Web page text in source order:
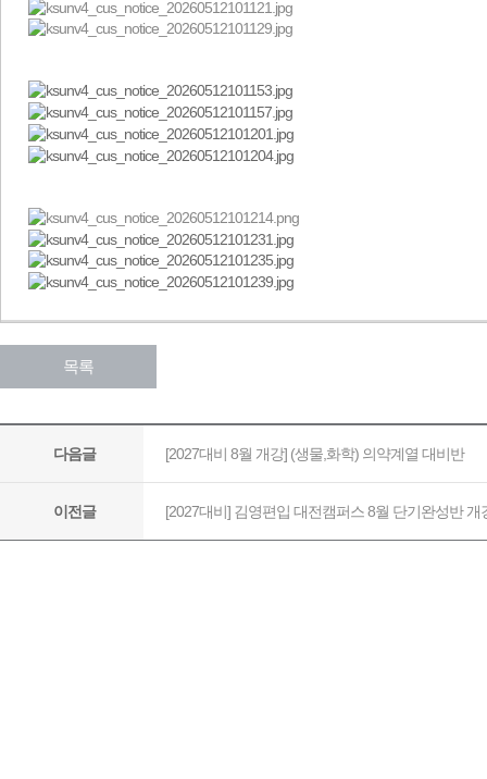
목록
다음글 [2027대비 8월 개강] (생물,화학) 의약계열 대비반
이전글 [2027대비] 김영편입 대전캠퍼스 8월 단기완성반 개